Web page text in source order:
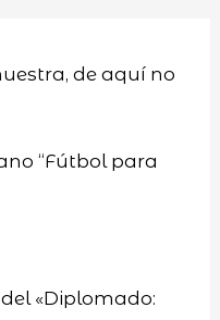
de aquí no
“Fútbol para
«Diplomado: